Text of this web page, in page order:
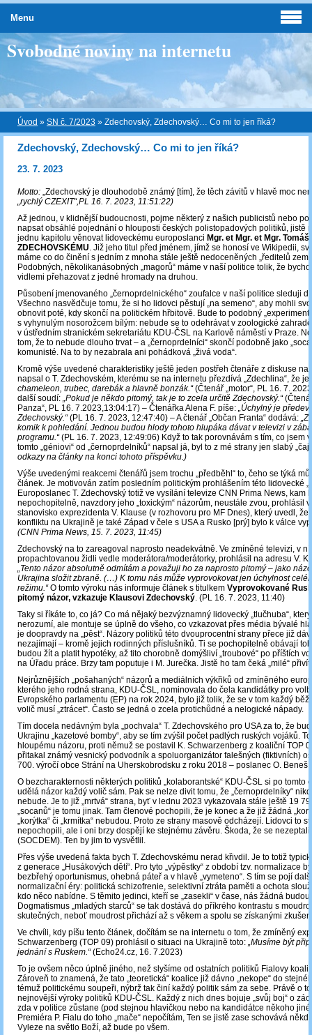
Svobodné noviny na internetu
Úvod » SN č. 7/2023 » Zdechovský, Zdechovský… Co mi to jen říká?
Zdechovský, Zdechovský… Co mi to jen říká?
23. 7. 2023
Motto: „Zdechovský je dlouhodobě známý [tím], že těch závitů v hlavě moc
„rychlý CZEXIT“,PL 16. 7. 2023, 11:51:22)
Až jednou, v klidnější budoucnosti, pojme některý z našich publicistů nebo
napsat obsáhlé pojednání o hlouposti českých polistopadových politiků, jistě
jednu kapitolu věnovat lidoveckému europoslanci Mgr. et Mgr. et Mgr. Tomáši
ZDECHOVSKÉMU. Již jeho titul před jménem, jímž se honosí ve Wikipedii,
máme co do činění s jedním z mnoha stále ještě nedoceněných „ředitelů
Podobných, několikanásobných „magorů“ máme v naší politice tolik, že
vidlemi přehazovat z jedné hromady na druhou.
Působení jmenovaného „černoprdelnického“ zoufalce v naší politice sleduji
Všechno nasvědčuje tomu, že si ho lidovci pěstují „na semeno“, aby mohli
obnovit poté, kdy skončí na politickém hřbitově. Bude to podobný
s vyhynulým nosorožcem bílým: nebude se to odehrávat v zoologické
v ústředním stranickém sekretariátu KDU-ČSL na Karlově náměstí v Praze.
tom, že to nebude dlouho trvat – a „černoprdelníci“ skončí podobně jako
komunisté. Na to by nezabrala ani pohádková „živá voda“.
Kromě výše uvedené charakteristiky ještě jeden postřeh čtenáře z diskuse na
napsal o T. Zdechovském, kterému se na internetu přezdívá „Zdechlina“, že je
chameleon, trubec, darebák a hlavně bonzák.“(Čtenář „motor“, PL 16. 7.
další soudí: „Pokud je někdo pitomý, tak je to zcela určitě Zdechovský.“
Panza“, PL 16. 7.2023,13:04:17) – Čtenářka Alena F. píše: „Úchylný je
Zdechovský.“(PL 16. 7. 2023, 12:47:40) – A čtenář „Občan Franta“ dodává:
komik k pohledání. Jednou budou hlody tohoto hlupáka dávat v televizi v
programu.“(PL 16. 7. 2023, 12:49:06) Když to tak porovnávám s tím, co jsem
tomto „géniovi“ od „černoprdelníků“ napsal já, byl to z mé strany jen slabý
odkazy na články na konci tohoto příspěvku.)
Výše uvedenými reakcemi čtenářů jsem trochu „předběhl“ to, čeho se týká
článek. Je motivován zatím posledním politickým prohlášením této lidovecké
Europoslanec T. Zdechovský totiž ve vysílání televize CNN Prima News, kam
nepochopitelně, navzdory jeho „toxickým“ názorům, neustále zvou, prohlásil
stanovisko exprezidenta V. Klause (v rozhovoru pro MF Dnes), který uvedl, že
konfliktu na Ukrajině je také Západ v čele s USA a Rusko [prý] bylo k válce
(CNN Prima News, 15. 7. 2023, 11:45)
Zdechovský na to zareagoval naprosto neadekvátně. Ve zmíněné televizi, v
propachtovanou židli vedle moderátora/moderátorky, prohlásil na adresu V.
„Tento názor absolutně odmítám a považuji ho za naprosto pitomý – jako
Ukrajina složit zbraně. (…) K tomu nás může vyprovokovat jen úchylnost
režimu.“O tomto výroku nás informuje článek s titulkem Vyprovokované
pitomý názor, vzkazuje Klausovi Zdechovský. (PL 16. 7. 2023, 11:40)
Taky si říkáte to, co já? Co má nějaký bezvýznamný lidovecký „tlučhuba“,
nerozumí, ale montuje se úplně do všeho, co vzkazovat přes média bývalé
je doopravdy na „pěst“. Názory politiků této dvouprocentní strany přece již
nezajímají – kromě jejich rodinných příslušníků. Ti se pochopitelně obávají
budou žít a platit hypotéky, až tito chorobně domýšliví „troubové“ po příštích
na Úřadu práce. Brzy tam poputuje i M. Jurečka. Jistě ho tam čeká „milé“
Nejrůznějších „pošahaných“ názorů a mediálních výkřiků od zmíněného
kterého jeho rodná strana, KDU-ČSL, nominovala do čela kandidátky pro
Evropského parlamentu (EP) na rok 2024, bylo již tolik, že se v tom každý
volič musí „ztrácet“. Často se jedná o zcela protichůdné a nelogické nápady.
Tím docela nedávným byla „pochvala“ T. Zdechovského pro USA za to, že
Ukrajinu „kazetové bomby“, aby se tím zvýšil počet padlých ruských vojáků.
hloupému názoru, proti němuž se postavil K. Schwarzenberg z koaliční TOP
přitakal známý vesnický podvodník a spoluorganizátor falešných (fiktivních)
700. výročí obce Strání na Uherskobrodsku z roku 2018 – poslanec O.
O bezcharakternosti některých politiků „kolaborantské“ KDU-ČSL si po tomto
udělá názor každý volič sám. Pak se nelze divit tomu, že „černoprdelníky“
nebude. Je to již „mrtvá“ strana, byť v lednu 2023 vykazovala stále ještě 19
„socanů“ je tomu jinak. Tam členové pochopili, že je konec a že již žádná
„korýtka“ či „krmítka“ nebudou. Proto ze strany masově odcházejí. Lidovci to
nepochopili, ale i oni brzy dospějí ke stejnému závěru. Škoda, že se nezeptali
(SOCDEM). Ten by jim to vysvětlil.
Přes výše uvedená fakta bych T. Zdechovskému nerad křivdil. Je to totiž
z generace „Husákových dětí“. Pro tyto „výpěstky“ z období tzv. normalizace
bezbřehý oportunismus, ohebná páteř a v hlavě „vymeteno“. S tím se pojí
normalizační éry: politická schizofrenie, selektivní ztráta paměti a ochota
kdo něco nabídne. S těmito jedinci, kteří se „zasekli“ v čase, nás žádná
Dogmatismus „mladých starců“ se tak dostává do příkrého kontrastu s
skutečných, neboť moudrost přichází až s věkem a spolu se získanými
Ve chvíli, kdy píšu tento článek, dočítám se na internetu o tom, že zmíněný
Schwarzenberg (TOP 09) prohlásil o situaci na Ukrajině toto: „Musíme být
jednání s Ruskem.“(Echo24.cz, 16. 7.2023)
To je ovšem něco úplně jiného, než slyšíme od ostatních politiků Fialovy
Zároveň to znamená, že tato „teoretická“ koalice již dávno „nekope“ do
témuž politickému soupeři, nýbrž tak činí každý politik sám za sebe. Právě o
nejnovější výroky politiků KDU-ČSL. Každý z nich dnes bojuje „svůj boj“ o
zda v politice zůstane (pod stejnou hlavičkou nebo na kandidátce někoho
Premiéra P. Fialu do toho „mače“ nepočítám, Ten se jistě zase schovává
Vyleze na světlo Boží, až bude po všem.
Menu